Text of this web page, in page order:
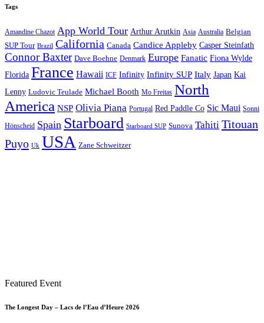
Tags
Amandine Chazot App World Tour Arthur Arutkin Asia Australia Belgian
SUP Tour Brazil California Canada Candice Appleby Casper Steinfath
Connor Baxter Dave Boehne Denmark Europe Fanatic Fiona Wylde
Florida France Hawaii ICF Infinity Infinity SUP Italy Japan Kai
Lenny Ludovic Teulade Michael Booth Mo Freitas North
America NSP Olivia Piana Portugal Red Paddle Co Sic Maui Sonni
Hönscheid Spain Starboard Starboard SUP Sunova Tahiti Titouan
Puyo Uk USA Zane Schweitzer
Featured Event
The Longest Day – Lacs de l’Eau d’Heure 2026